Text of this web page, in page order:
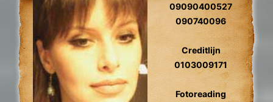
09090400527
090740096
Creditlijn
0103009171
Fotoreading